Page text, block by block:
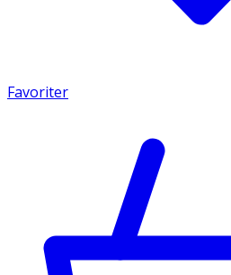
Favoriter